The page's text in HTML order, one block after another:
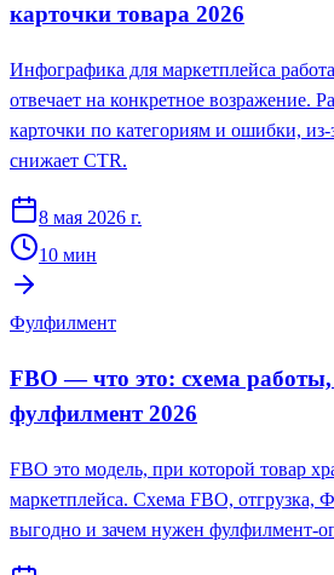
карточки товара 2026
Инфографика для маркетплейса
отвечает на конкретное возражение.
карточки по категориям и ошибки,
снижает CTR.
8 мая 2026 г.
10 мин
Фулфилмент
FBO — что это: схема работы,
фулфилмент 2026
FBO это модель, при которой товар
маркетплейса. Схема FBO,
выгодно и зачем нужен фулфилмент-